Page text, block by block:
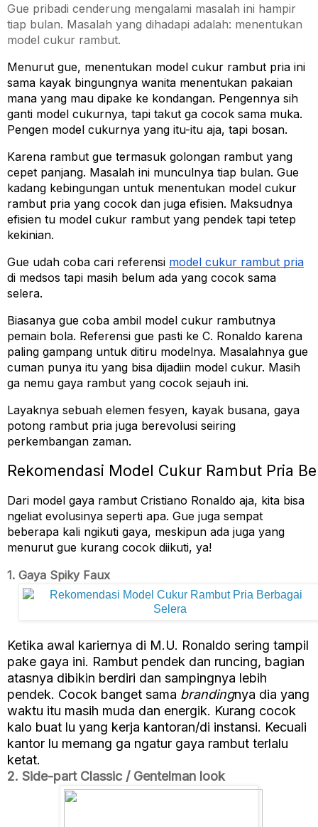
Gue pribadi cenderung mengalami masalah ini hampir
tiap bulan. Masalah yang dihadapi adalah: menentukan
model cukur rambut.
Menurut gue, menentukan model cukur rambut pria ini
sama kayak bingungnya wanita menentukan pakaian
mana yang mau dipake ke kondangan. Pengennya sih
ganti model cukurnya, tapi takut ga cocok sama muka.
Pengen model cukurnya yang itu-itu aja, tapi bosan.
Karena rambut gue termasuk golongan rambut yang
cepet panjang. Masalah ini munculnya tiap bulan. Gue
kadang kebingungan untuk menentukan model cukur
rambut pria yang cocok dan juga efisien. Maksudnya
efisien tu model cukur rambut yang pendek tapi tetep
kekinian.
Gue udah coba cari referensi model cukur rambut pria
di medsos tapi masih belum ada yang cocok sama
selera.
Biasanya gue coba ambil model cukur rambutnya
pemain bola. Referensi gue pasti ke C. Ronaldo karena
paling gampang untuk ditiru modelnya. Masalahnya gue
cuman punya itu yang bisa dijadiin model cukur. Masih
ga nemu gaya rambut yang cocok sejauh ini.
Layaknya sebuah elemen fesyen, kayak busana, gaya
potong rambut pria juga berevolusi seiring
perkembangan zaman.
Rekomendasi Model Cukur Rambut Pria
Dari model gaya rambut Cristiano Ronaldo aja, kita bisa
ngeliat evolusinya seperti apa. Gue juga sempat
beberapa kali ngikuti gaya, meskipun ada juga yang
menurut gue kurang cocok diikuti, ya!
1. Gaya Spiky Faux
Ketika awal kariernya di M.U. Ronaldo sering tampil
pake gaya ini. Rambut pendek dan runcing, bagian
atasnya dibikin berdiri dan sampingnya lebih
pendek. Cocok banget sama brandingnya dia yang
waktu itu masih muda dan energik. Kurang cocok
kalo buat lu yang kerja kantoran/di instansi. Kecuali
kantor lu memang ga ngatur gaya rambut terlalu
ketat.
2. Side-part Classic / Gentelman look